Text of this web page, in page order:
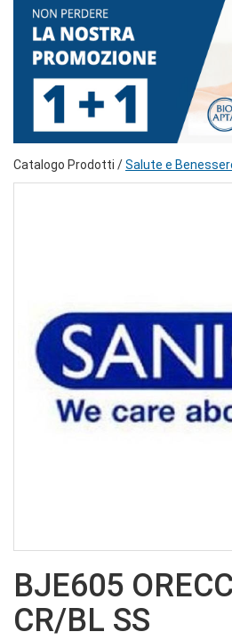
Catalogo Prodotti /Salute e
BJE605
CR/BL SS